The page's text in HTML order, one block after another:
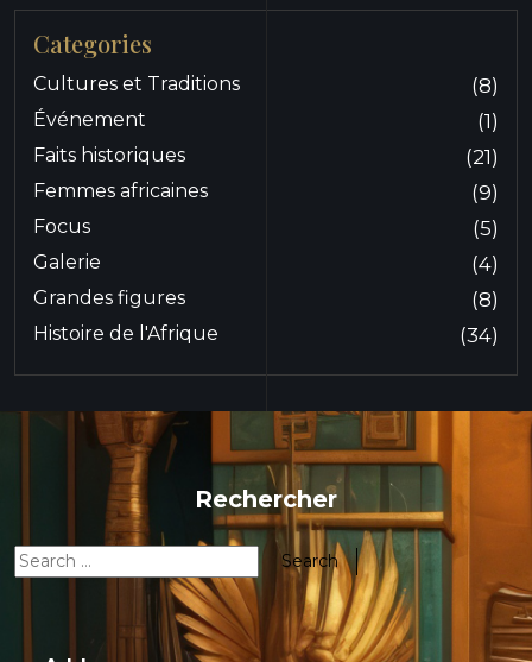
Categories
Cultures et Traditions (8)
Événement (1)
Faits historiques (21)
Femmes africaines (9)
Focus (5)
Galerie (4)
Grandes figures (8)
Histoire de l'Afrique (34)
Rechercher